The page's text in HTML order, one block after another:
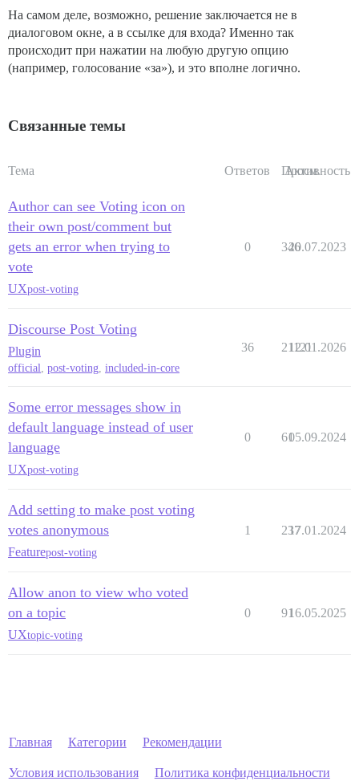
На самом деле, возможно, решение заключается не в
диалоговом окне, а в ссылке для входа? Именно так
происходит при нажатии на любую другую опцию
(например, голосование «за»), и это вполне логично.
Связанные темы
Тема Ответов Просм.
Активность
Author can see Voting icon on
their own post/comment but
gets an error when trying to
vote
UXpost-voting
0 346
20.07.2023
Discourse Post Voting
Plugin
official, post-voting, included-in-core
36 21121
12.01.2026
Some error messages show in
default language instead of user
language
UXpost-voting
0 6105.09.2024
Add setting to make post voting
votes anonymous
Featurepost-voting
1 237
17.01.2024
Allow anon to view who voted
on a topic
UXtopic-voting
0 9116.05.2025
Главная Категории Рекомендации
Условия использования Политика конфиденциальности